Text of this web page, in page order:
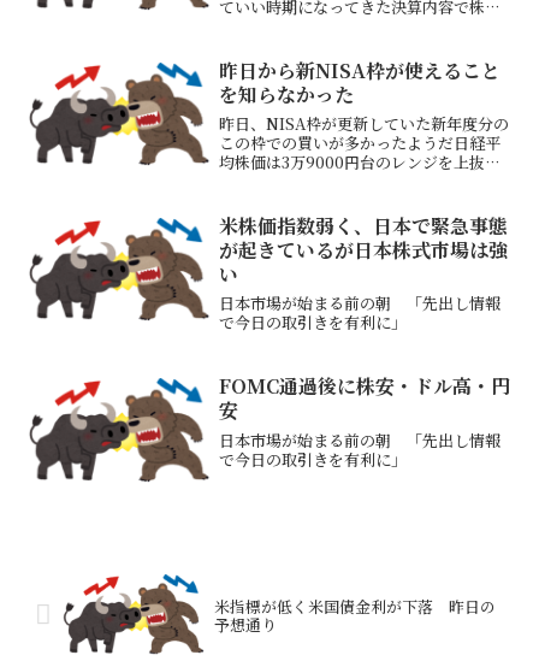
ていい時期になってきた決算内容で株価
した企業は株価が上がってくれ来週から
５月15日までが決算発表...
昨日から新NISA枠が使えること
を知らなかった
昨日、NISA枠が更新していた新年度分の
この枠での買いが多かったようだ日経平
均株価は3万9000円台のレンジを上抜け
業日はアノマリーでは下げやすい米10年
債...
米株価指数弱く、日本で緊急事態
が起きているが日本株式市場は強
い
日本市場が始まる前の朝 「先出し情報
で今日の取引きを有利に」
FOMC通過後に株安・ドル高・円
安
日本市場が始まる前の朝 「先出し情報
で今日の取引きを有利に」
米指標が低く米国債金利が下落 昨日の
予想通り